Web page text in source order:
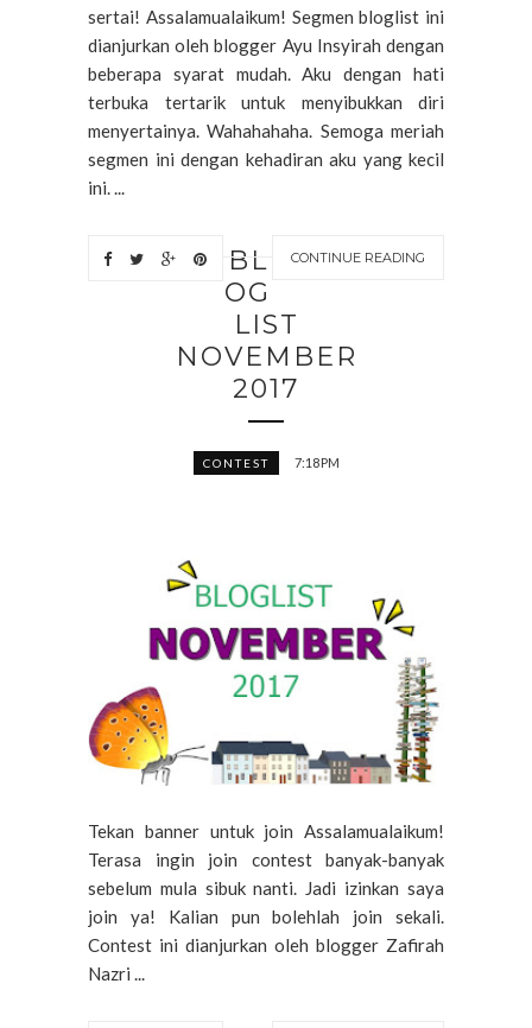
sertai! Assalamualaikum! Segmen bloglist ini
dianjurkan oleh blogger Ayu Insyirah dengan
beberapa syarat mudah. Aku dengan hati
terbuka tertarik untuk menyibukkan diri
menyertainya. Wahahahaha. Semoga meriah
segmen ini dengan kehadiran aku yang kecil
ini. ...
CONTINUE READING
BL
OG
LIST
NOVEMBER
2017
CONTEST 7:18 PM
Tekan banner untuk join Assalamualaikum!
Terasa ingin join contest banyak-banyak
sebelum mula sibuk nanti. Jadi izinkan saya
join ya! Kalian pun bolehlah join sekali.
Contest ini dianjurkan oleh blogger Zafirah
Nazri ...